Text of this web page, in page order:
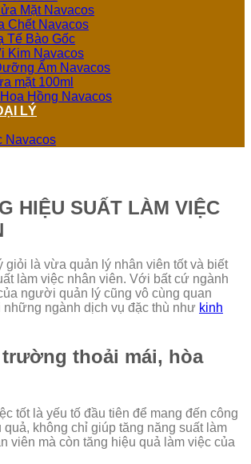
Mặt Navacos
Chết Navacos
Tế Bào Gốc
Kim Navacos
Ẩm Navacos
mặt 100ml
Hồng Navacos
LÝ
Navacos
HIỆU SUẤT LÀM VIỆC
giỏi là vừa quản lý nhân viên tốt và biết
làm việc nhân viên. Với bất cứ ngành
người quản lý cũng vô cùng quan
những ngành dịch vụ đặc thù như kinh
thoải mái, hòa
tốt là yếu tố đầu tiên để mang đến công
quả, không chỉ giúp tăng năng suất làm
viên mà còn tăng hiệu quả làm việc của